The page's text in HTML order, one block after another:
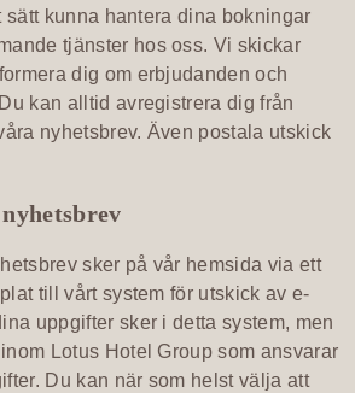
sätt kunna hantera dina bokningar
tjänster hos oss. Vi skickar
dig om erbjudanden och
kan alltid avregistrera dig från
nyhetsbrev. Även postala utskick
sker på vår hemsida via ett
till vårt system för utskick av e-
uppgifter sker i detta system, men
Lotus Hotel Group som ansvarar
Du kan när som helst välja att